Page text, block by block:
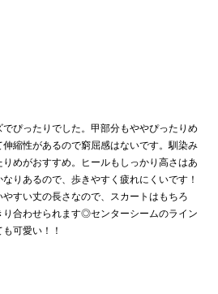
ぴったりでした。甲部分もややぴったりめ
縮性があるので窮屈感はないです。馴染み
めがおすすめ。ヒールもしっかり高さはあ
りあるので、歩きやすく疲れにくいです！
すい丈の長さなので、スカートはもちろ
り合わせられます◎センターシームのライン
可愛い！！